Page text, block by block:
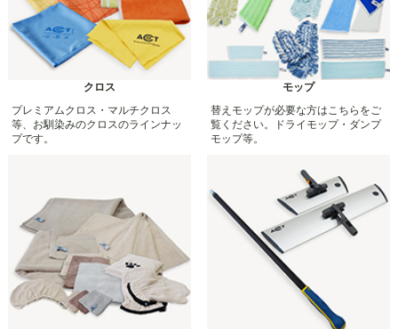
クロス
プレミアムクロス・マルチクロス
等、お馴染みのクロスのラインナッ
プです。
モップ
替えモップが必要な方はこちらをご
覧ください。ドライモップ・ダンプ
モップ等。